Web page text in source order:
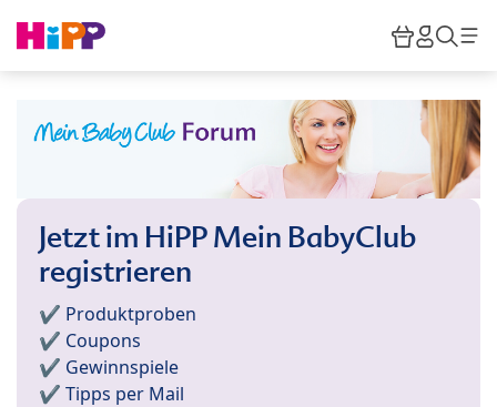
HiPP
Jetzt im HiPP Mein BabyClub
registrieren
✔️ Produktproben
✔️ Coupons
✔️ Gewinnspiele
✔️ Tipps per Mail